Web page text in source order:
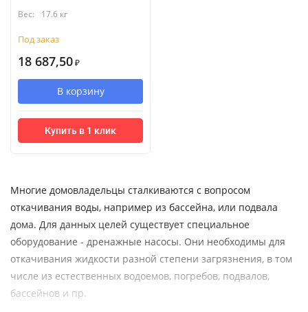
Вес: 17.6 кг
Под заказ
18 687,50 ₽
В корзину
Купить в 1 клик
Многие домовладельцы сталкиваются с вопросом
откачивания воды, например из бассейна, или подвала
дома. Для данных целей существует специальное
оборудование - дренажные насосы. Они необходимы для
откачивания жидкости разной степени загрязнения, в том
числе из естественных водоемов, погребов, подвалов,
бассейнов и пр.